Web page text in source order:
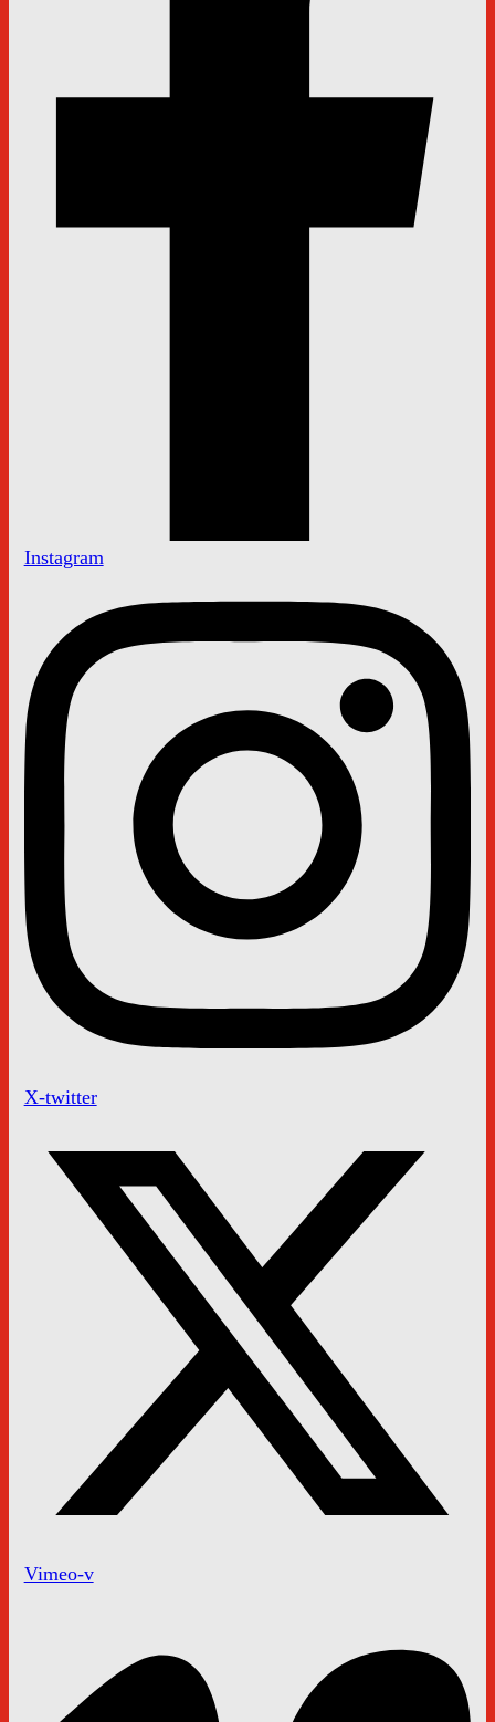
Instagram
X-twitter
Vimeo-v